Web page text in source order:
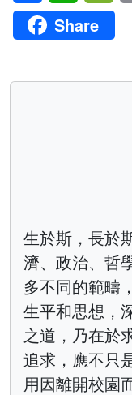
Share
生於斯，長於
濟、政治、哲
多不同的範疇
生平和思想，
之道，乃在於
追求，應不只
用因離開校園